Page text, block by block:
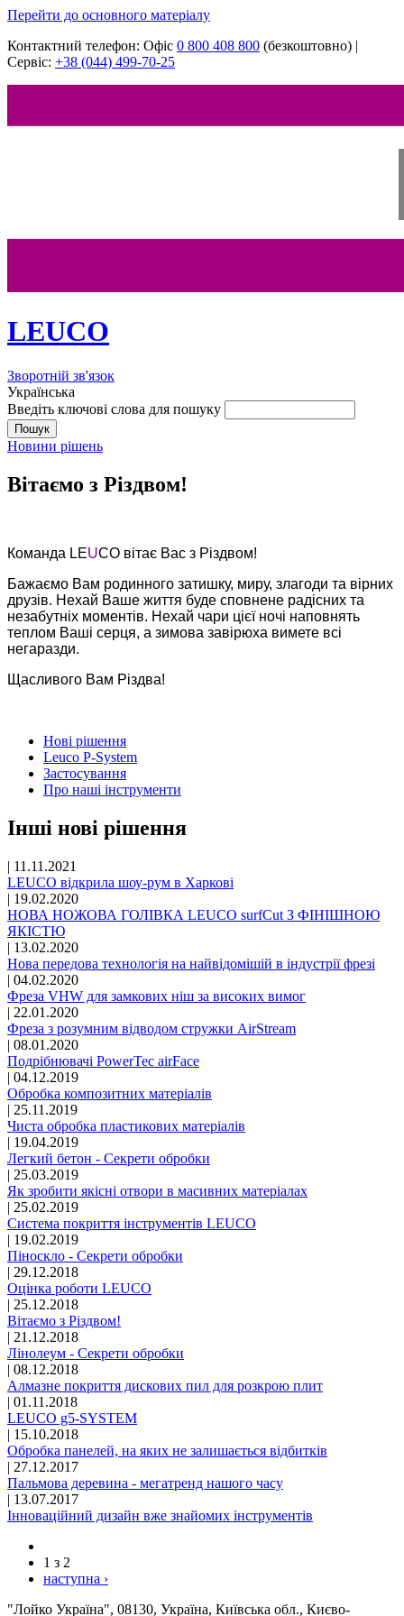
Перейти до основного матеріалу
Контактний телефон: Офіс ‎0 800 408 800 (безкоштовно) |
Сервіс: +38 (044) 499-70-25
LEUCO
Зворотній зв'язок
Українська
Введіть ключові слова для пошуку
Новини рішень
Вітаємо з Різдвом!
Команда LEUCO вітає Вас з Різдвом!
Бажаємо Вам родинного затишку, миру, злагоди та вірних
друзів. Нехай Ваше життя буде сповнене радісних та
незабутніх моментів. Нехай чари цієї ночі наповнять
теплом Ваші серця, а зимова завірюха вимете всі
негаразди.
Щасливого Вам Різдва!
Нові рішення
Leuco P-System
Застосування
Про наші інструменти
Інші нові рішення
| 11.11.2021
LEUCO відкрила шоу-рум в Харкові
| 19.02.2020
НОВА НОЖОВА ГОЛІВКА LEUCO surfCut З ФІНІШНОЮ
ЯКІСТЮ
| 13.02.2020
Нова передова технологія на найвідомішій в індустрії фрезі
| 04.02.2020
Фреза VHW для замкових ніш за високих вимог
| 22.01.2020
Фреза з розумним відводом стружки AirStream
| 08.01.2020
Подрібнювачі PowerTec airFace
| 04.12.2019
Обробка композитних матеріалів
| 25.11.2019
Чиста обробка пластикових матеріалів
| 19.04.2019
Легкий бетон - Секрети обробки
| 25.03.2019
Як зробити якісні отвори в масивних матеріалах
| 25.02.2019
Система покриття інструментів LEUCO
| 19.02.2019
Піноскло - Секрети обробки
| 29.12.2018
Оцінка роботи LEUCO
| 25.12.2018
Вітаємо з Різдвом!
| 21.12.2018
Лінолеум - Секрети обробки
| 08.12.2018
Алмазне покриття дискових пил для розкрою плит
| 01.11.2018
LEUCO g5-SYSTEM
| 15.10.2018
Обробка панелей, на яких не залишається відбитків
| 27.12.2017
Пальмова деревина - мегатренд нашого часу
| 13.07.2017
Інноваційний дизайн вже знайомих інструментів
1 з 2
наступна ›
"Лойко Україна", 08130, Україна, Київська обл., Києво-